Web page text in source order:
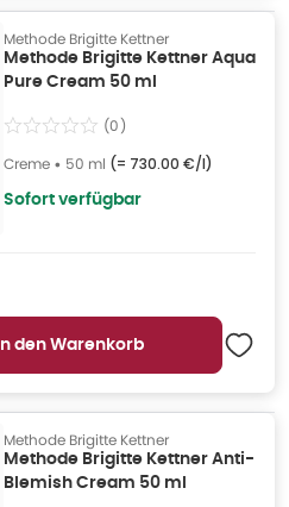
Methode Brigitte Kettner
Methode Brigitte Kettner Aqua
Pure Cream 50 ml
(0)
Creme • 50 ml (= 730.00 €/l)
Sofort verfügbar
In den Warenkorb
Methode Brigitte Kettner
Methode Brigitte Kettner Anti-
Blemish Cream 50 ml